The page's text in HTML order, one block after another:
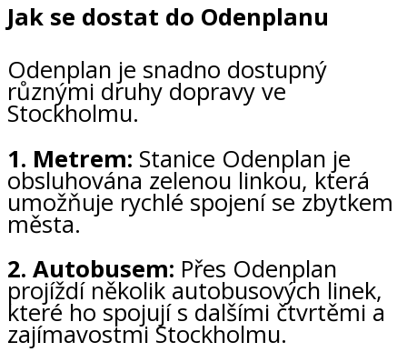
Jak se dostat do Odenplanu
Odenplan je snadno dostupný
různými druhy dopravy ve
Stockholmu.
1. Metrem: Stanice Odenplan je
obsluhována zelenou linkou, která
umožňuje rychlé spojení se zbytkem
města.
2. Autobusem: Přes Odenplan
projíždí několik autobusových linek,
které ho spojují s dalšími čtvrtěmi a
zajímavostmi Stockholmu.